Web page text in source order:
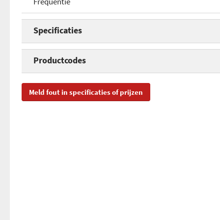
Specificaties
Frequentie
Productcodes
SKU
Meld fout in specificaties of prijzen